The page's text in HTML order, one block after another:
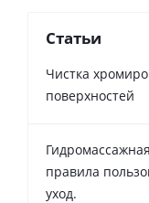
Статьи
Чистка
поверхностей
правила
уход.